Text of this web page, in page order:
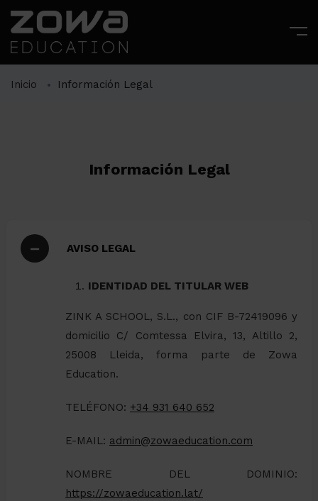
Inicio Información Legal
Información Legal
AVISO LEGAL
IDENTIDAD DEL TITULAR WEB
ZINK A SCHOOL, S.L., con CIF B-72419096 y
domicilio C/ Comtessa Elvira, 13, Altillo 2,
25008 Lleida, forma parte de Zowa
Education.
TELÉFONO: +34 931 640 652
E-MAIL: admin@zowaeducation.com
NOMBRE DEL DOMINIO:
https://zowaeducation.lat/